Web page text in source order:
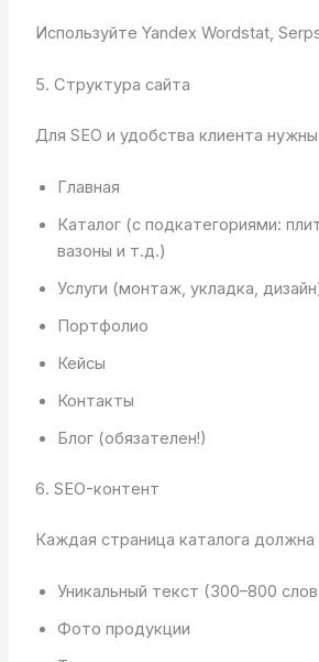
Используйте Yandex Wordstat,
5. Структура сайта
Для SEO и удобства клиента
Главная
Каталог (с подкатегориями:
вазоны и т.д.)
Услуги (монтаж, укладка,
Портфолио
Кейсы
Контакты
Блог (обязателен!)
6. SEO-контент
Каждая страница каталога
Уникальный текст (300–800
Фото продукции